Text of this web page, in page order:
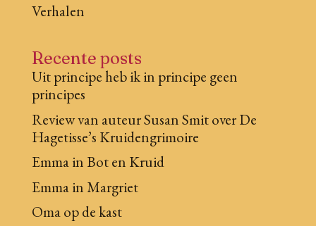
Verhalen
Recente posts
Uit principe heb ik in principe geen
principes
Review van auteur Susan Smit over De
Hagetisse’s Kruidengrimoire
Emma in Bot en Kruid
Emma in Margriet
Oma op de kast